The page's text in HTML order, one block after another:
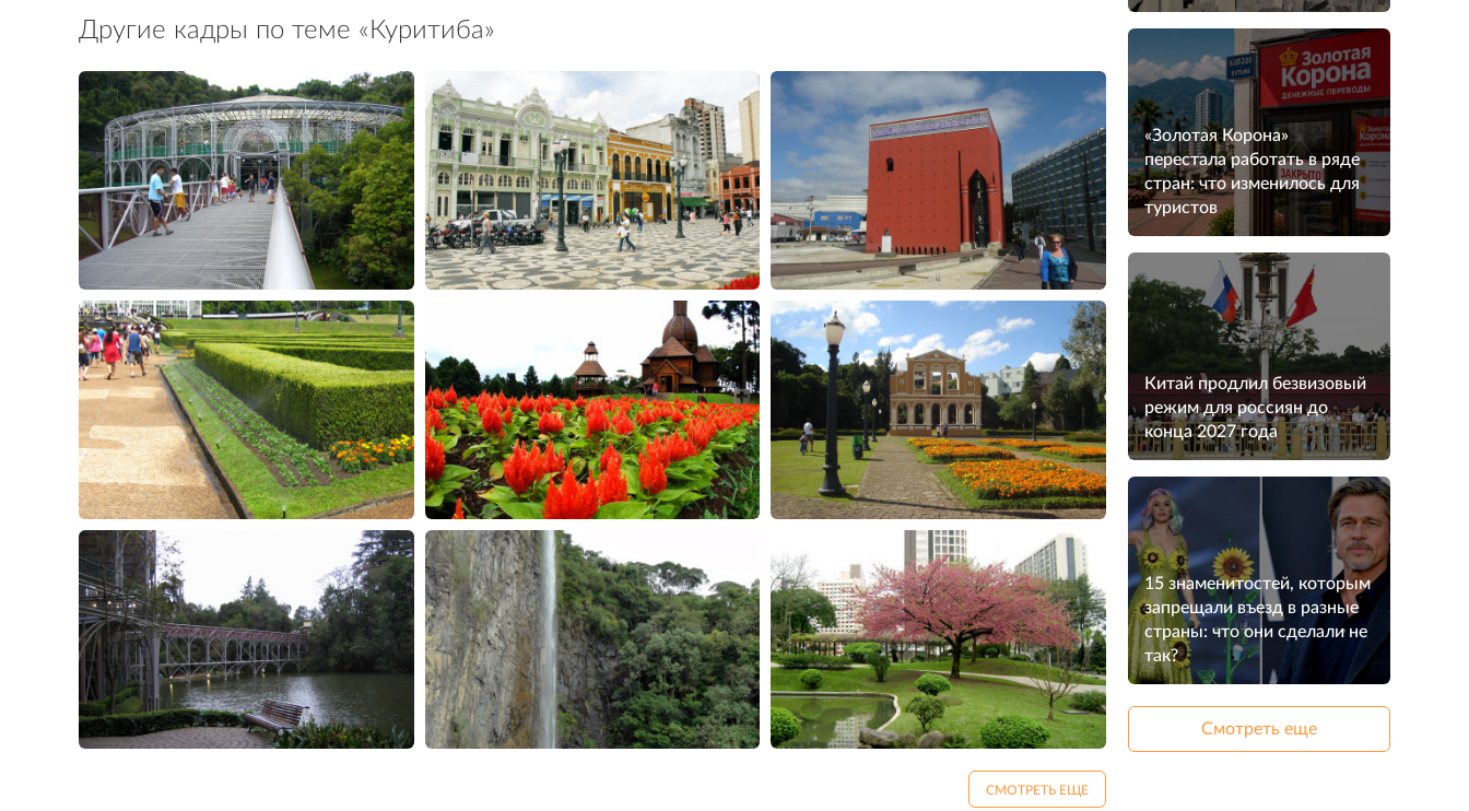
Другие кадры по теме «Куритиба»
СМОТРЕТЬ ЕЩЕ
«Золотая Корона»
перестала работать в ряде
стран: что изменилось для
туристов
Китай продлил безвизовый
режим для россиян до
конца 2027 года
15 знаменитостей, которым
запрещали въезд в разные
страны: что они сделали не
так?
Смотреть еще